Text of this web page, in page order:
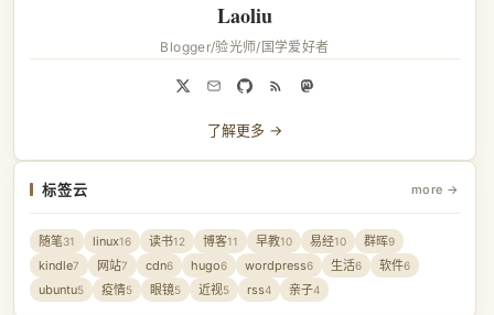
Laoliu
Blogger/验光师/国学爱好者
了解更多 →
标签云 more →
随笔31 linux16 读书12 博客11 早教10 易经10 群晖9
kindle7 网站7 cdn6 hugo6 wordpress6 生活6 软件6
ubuntu5 疫情5 眼镜5 近视5 rss4 亲子4